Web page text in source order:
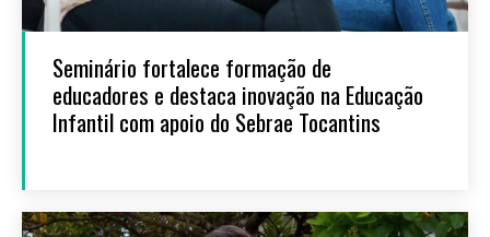
Seminário fortalece formação de
educadores e destaca inovação na Educação
Infantil com apoio do Sebrae Tocantins